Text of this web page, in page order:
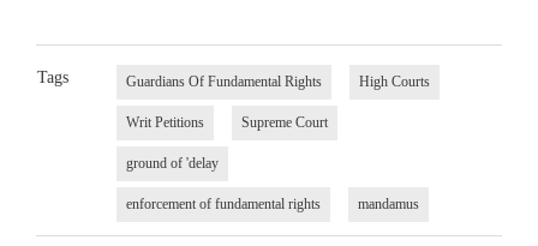
Tags Guardians Of Fundamental Rights High Courts
Writ Petitions Supreme Court
ground of 'delay
enforcement of fundamental rights mandamus